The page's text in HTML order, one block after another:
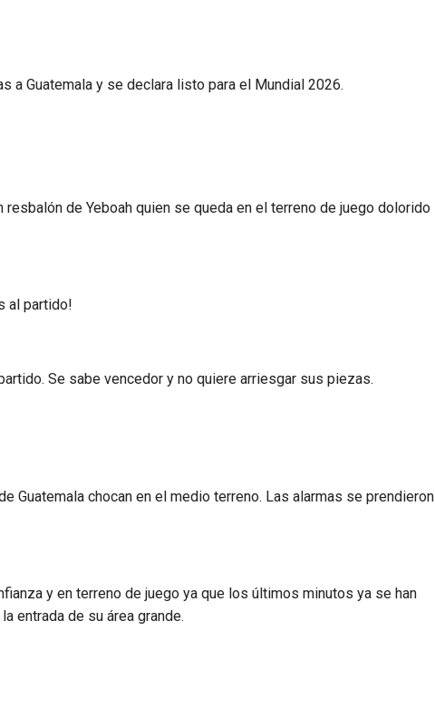
a Guatemala y se declara listo para el Mundial 2026.
resbalón de Yeboah quien se queda en el terreno de juego dolorido
al partido!
Se sabe vencedor y no quiere arriesgar sus piezas.
Guatemala chocan en el medio terreno. Las alarmas se prendieron
y en terreno de juego ya que los últimos minutos ya se han
entrada de su área grande.